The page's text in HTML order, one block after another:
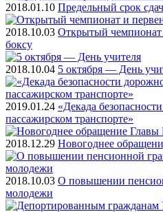
2018.01.10 Предельный срок
2018.10.03 Открытый чемпионат
боксу
2018.10.04 5 октября — День
2019.01.24 «Декада
пассажирском транспорте»
2018.12.29 Новогоднее
2018.10.03 О повышении
молодежи